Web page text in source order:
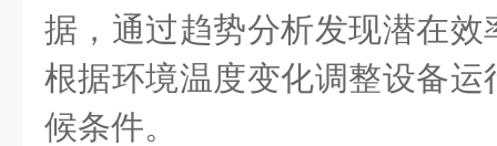
据，通过趋势分析发现潜在
根据环境温度变化调整设备
候条件。